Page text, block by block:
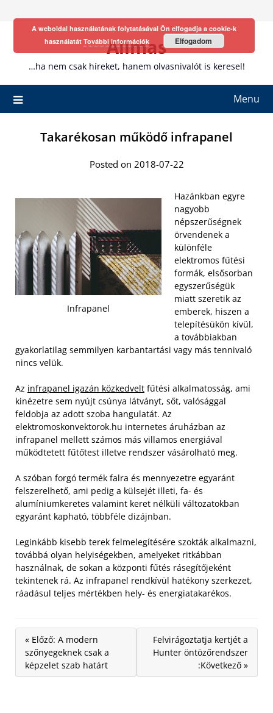
Allmas
…ha nem csak híreket, hanem olvasnivalót is keresel!
Menu
Takarékosan működő infrapanel
Posted on 2018-07-22
Infrapanel
Hazánkban egyre
nagyobb
népszerűségnek
örvendenek a
különféle
elektromos fűtési
formák, elsősorban
egyszerűségük
miatt szeretik az
emberek, hiszen a
telepítésükön kívül,
a továbbiakban
gyakorlatilag semmilyen karbantartási vagy más tennivaló
nincs velük.
Az infrapanel igazán közkedvelt fűtési alkalmatosság, ami
kinézetre sem nyújt csúnya látványt, sőt, valósággal
feldobja az adott szoba hangulatát. Az
elektromoskonvektorok.hu internetes áruházban az
infrapanel mellett számos más villamos energiával
működtetett fűtőtest illetve rendszer vásárolható meg.
A szóban forgó termék falra és mennyezetre egyaránt
felszerelhető, ami pedig a külsejét illeti, fa- és
alumíniumkeretes valamint keret nélküli változatokban
egyaránt kapható, többféle dizájnban.
Leginkább kisebb terek felmelegítésére szokták alkalmazni,
továbbá olyan helyiségekben, amelyeket ritkábban
használnak, de sokan a központi fűtés rásegítőjeként
tekintenek rá. Az infrapanel rendkívül hatékony szerkezet,
ráadásul teljes mértékben hely- és energiatakarékos.
« Előző: A modern
szőnyegeknek csak a
képzelet szab határt
Felvirágoztatja kertjét a
Hunter öntözőrendszer
:Következő »
A weboldal használatának folytatásával Ön elfogadja a cookie-k
használatát További információk Elfogadom